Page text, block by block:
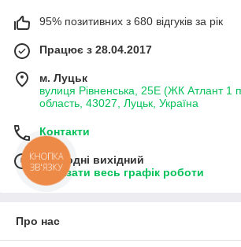
95% позитивних з 680 відгуків за рік
Працює з 28.04.2017
м. Луцьк
вулиця Рівненська, 25Е (ЖК Атлант 1
область, 43027, Луцьк, Україна
Контакти
Сьогодні вихідний
Показати весь графік роботи
Про нас
КНОПКА
ЗВ'ЯЗКУ